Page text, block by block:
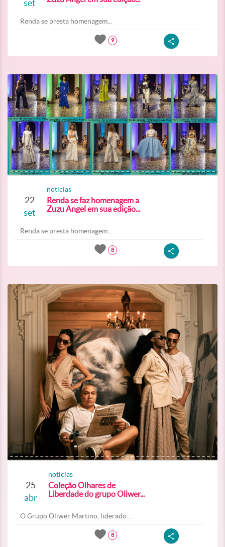
set
Renda se presta homenagem...
9
22
set
noticias
Renda se faz homenagem a
Zuzu Angel em sua edição...
Renda se presta homenagem...
8
25
abr
noticias
Coleção Olhares de
Liberdade do grupo Oliwer...
O Grupo Oliwer Martino, liderado...
8